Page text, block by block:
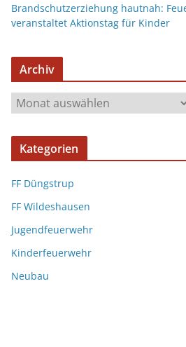
Brandschutzerziehung hautnah:
veranstaltet Aktionstag für Kinder
Archiv
Kategorien
FF Düngstrup
FF Wildeshausen
Jugendfeuerwehr
Kinderfeuerwehr
Neubau